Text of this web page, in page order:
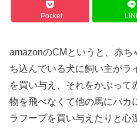
Pocket
amazonのCMというと、赤ち
ち込んでいる犬に飼い主がラ
を買い与え、それをかぶって
物を飛べなくて他の馬にバカ
ラフープを買い与えたりと心